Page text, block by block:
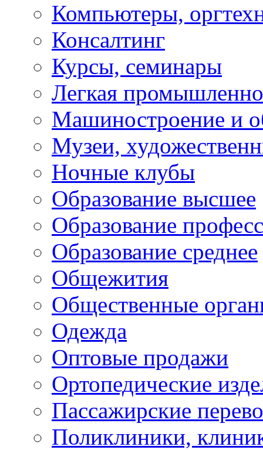
Компьютеры,
Консалтинг
Курсы, семинары
Легкая
Машиностроение и
Музеи,
Ночные клубы
Образование высшее
Образование
Образование среднее
Общежития
Общественные
Одежда
Оптовые продажи
Ортопедические
Пассажирские
Поликлиники,